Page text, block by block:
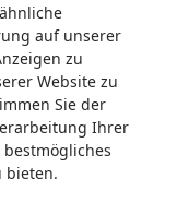
auf unserer
zu
Website zu
Sie der
Ihrer
bieten.
& Pool-
468,99€)
Modul5 Edelstahl